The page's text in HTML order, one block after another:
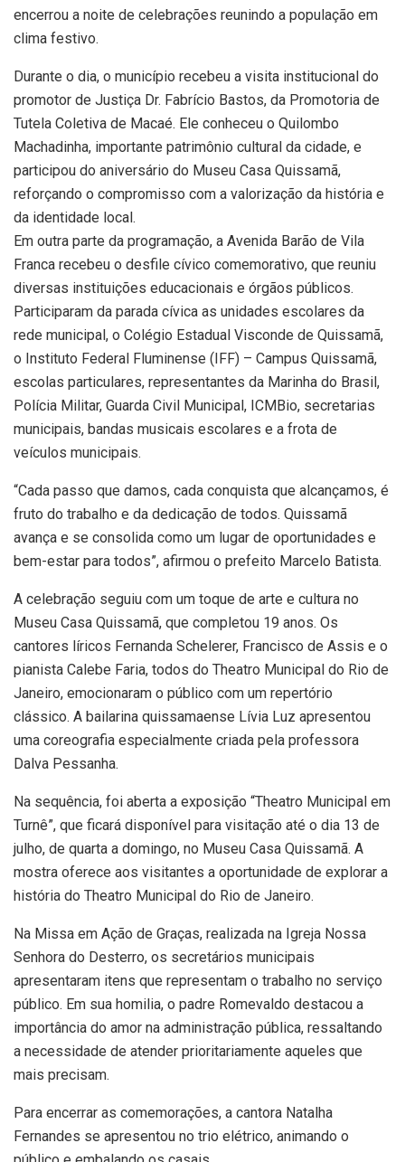
encerrou a noite de celebrações reunindo a população em
clima festivo.
Durante o dia, o município recebeu a visita institucional do
promotor de Justiça Dr. Fabrício Bastos, da Promotoria de
Tutela Coletiva de Macaé. Ele conheceu o Quilombo
Machadinha, importante patrimônio cultural da cidade, e
participou do aniversário do Museu Casa Quissamã,
reforçando o compromisso com a valorização da história e
da identidade local.
Em outra parte da programação, a Avenida Barão de Vila
Franca recebeu o desfile cívico comemorativo, que reuniu
diversas instituições educacionais e órgãos públicos.
Participaram da parada cívica as unidades escolares da
rede municipal, o Colégio Estadual Visconde de Quissamã,
o Instituto Federal Fluminense (IFF) – Campus Quissamã,
escolas particulares, representantes da Marinha do Brasil,
Polícia Militar, Guarda Civil Municipal, ICMBio, secretarias
municipais, bandas musicais escolares e a frota de
veículos municipais.
“Cada passo que damos, cada conquista que alcançamos, é
fruto do trabalho e da dedicação de todos. Quissamã
avança e se consolida como um lugar de oportunidades e
bem-estar para todos”, afirmou o prefeito Marcelo Batista.
A celebração seguiu com um toque de arte e cultura no
Museu Casa Quissamã, que completou 19 anos. Os
cantores líricos Fernanda Schelerer, Francisco de Assis e o
pianista Calebe Faria, todos do Theatro Municipal do Rio de
Janeiro, emocionaram o público com um repertório
clássico. A bailarina quissamaense Lívia Luz apresentou
uma coreografia especialmente criada pela professora
Dalva Pessanha.
Na sequência, foi aberta a exposição “Theatro Municipal em
Turnê”, que ficará disponível para visitação até o dia 13 de
julho, de quarta a domingo, no Museu Casa Quissamã. A
mostra oferece aos visitantes a oportunidade de explorar a
história do Theatro Municipal do Rio de Janeiro.
Na Missa em Ação de Graças, realizada na Igreja Nossa
Senhora do Desterro, os secretários municipais
apresentaram itens que representam o trabalho no serviço
público. Em sua homilia, o padre Romevaldo destacou a
importância do amor na administração pública, ressaltando
a necessidade de atender prioritariamente aqueles que
mais precisam.
Para encerrar as comemorações, a cantora Natalha
Fernandes se apresentou no trio elétrico, animando o